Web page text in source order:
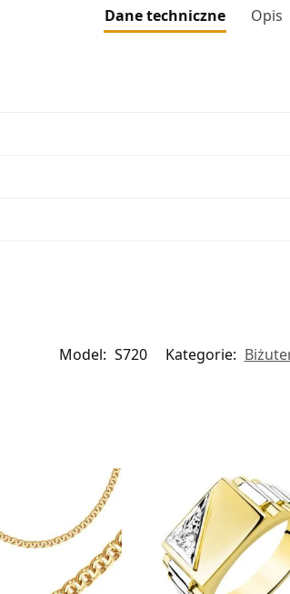
Dane techniczne Opis
Model: S720 Kategorie: